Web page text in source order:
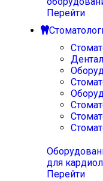
Перейти
для
Перейти